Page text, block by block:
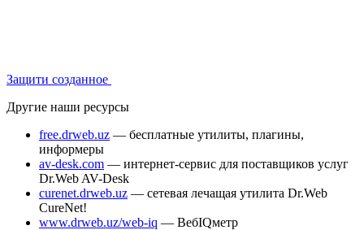
Защити созданное
Другие наши ресурсы
free.drweb.uz — бесплатные утилиты, плагины,
информеры
av-desk.com — интернет-сервис для поставщиков услуг
Dr.Web AV-Desk
curenet.drweb.uz — сетевая лечащая утилита Dr.Web
CureNet!
www.drweb.uz/web-iq — ВебIQметр